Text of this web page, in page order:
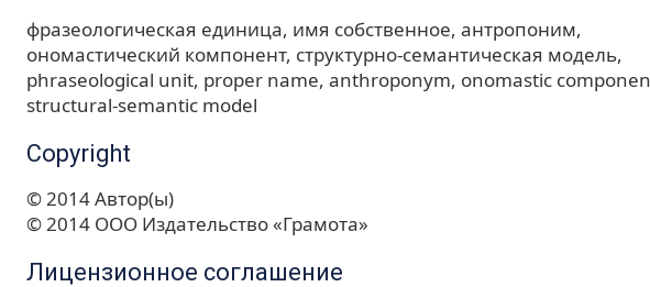
фразеологическая единица имя собственное антропоним
ономастический компонент структурно-семантическая модель
phraseological unit proper name anthroponym onomastic
structural-semantic model
Copyright
© 2014 Автор(ы)
© 2014 ООО Издательство «Грамота»
Лицензионное соглашение